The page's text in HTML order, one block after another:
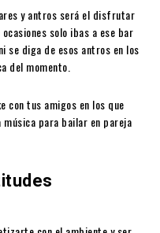
y antros será el disfrutar
solo ibas a ese bar
se diga de esos antros en los
del momento.
con tus amigos en los que
para bailar en pareja